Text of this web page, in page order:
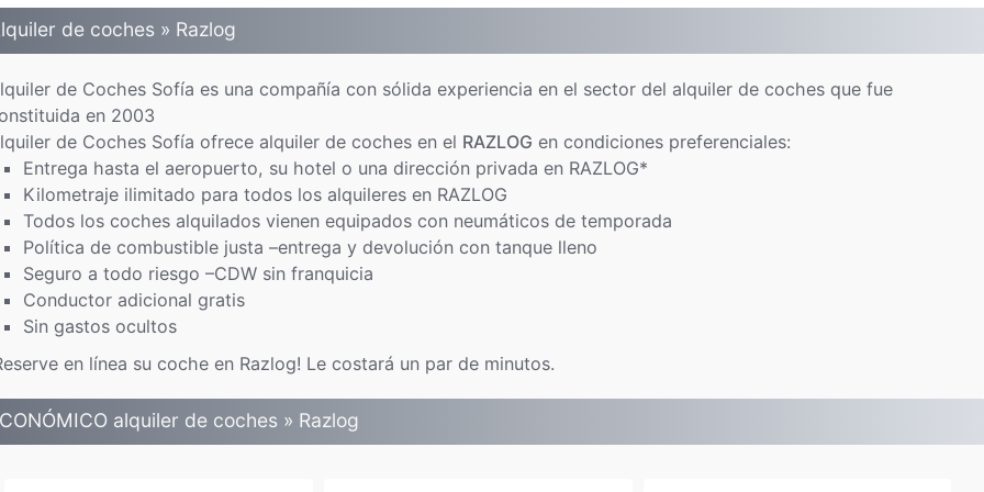
de coches » Razlog
de Coches Sofía es una compañía con sólida experiencia en el sector del alquiler de coches que fue
en 2003
de Coches Sofía ofrece alquiler de coches en el RAZLOG en condiciones preferenciales:
Entrega hasta el aeropuerto, su hotel o una dirección privada en RAZLOG*
Kilometraje ilimitado para todos los alquileres en RAZLOG
Todos los coches alquilados vienen equipados con neumáticos de temporada
Política de combustible justa –entrega y devolución con tanque lleno
Seguro a todo riesgo –CDW sin franquicia
Conductor adicional gratis
Sin gastos ocultos
en línea su coche en Razlog! Le costará un par de minutos.
alquiler de coches » Razlog